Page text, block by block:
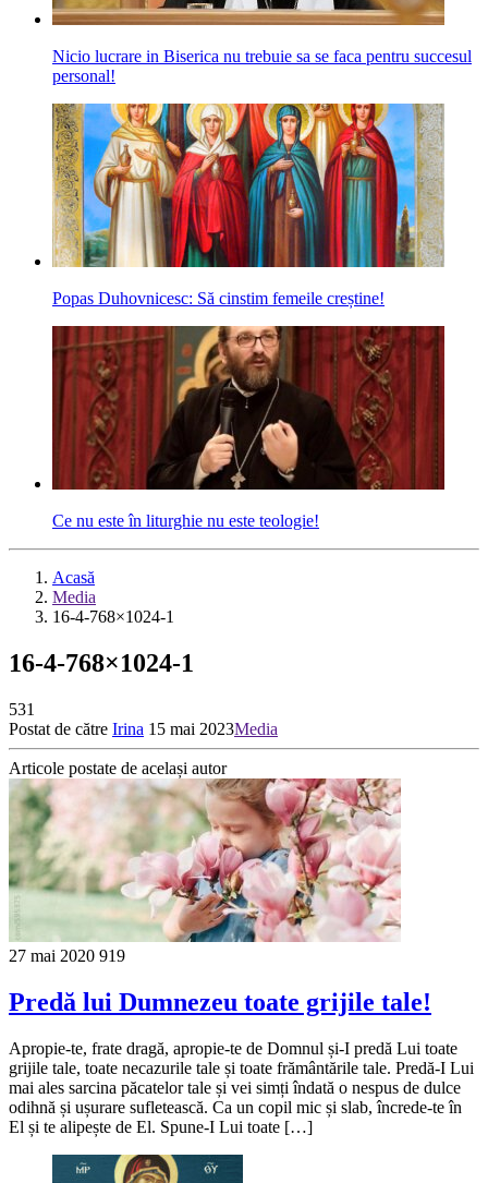
Nicio lucrare in Biserica nu trebuie sa se faca pentru succesul
personal!
Popas Duhovnicesc: Să cinstim femeile creștine!
Ce nu este în liturghie nu este teologie!
Acasă
Media
16-4-768×1024-1
16-4-768×1024-1
531
Postat de către Irina 15 mai 2023Media
Articole postate de același autor
27 mai 2020 919
Predă lui Dumnezeu toate grijile tale!
Apropie-te, frate dragă, apropie-te de Domnul și-I predă Lui toate
grijile tale, toate necazurile tale și toate frământările tale. Predă-I Lui
mai ales sarcina păcatelor tale și vei simți îndată o nespus de dulce
odihnă și ușurare sufletească. Ca un copil mic și slab, încrede-te în
El și te alipește de El. Spune-I Lui toate […]